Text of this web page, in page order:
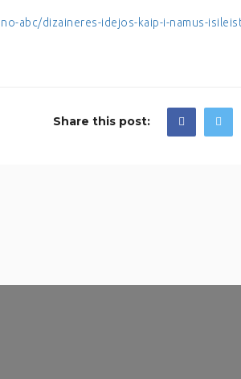
abc/dizaineres-idejos-kaip-i-namus-
Share this post: